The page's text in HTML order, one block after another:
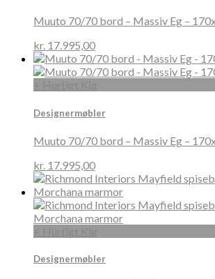
Muuto 70/70 bord – Massiv Eg –
kr. 17.995,00
Designermøbler
Muuto 70/70 bord – Massiv Eg –
kr. 17.995,00
Designermøbler